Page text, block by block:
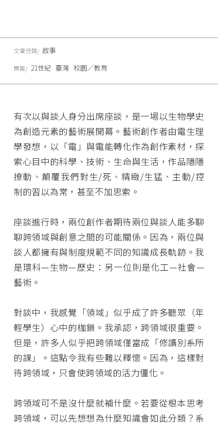
有次以與談人身分出席座談，是一場以生物學史
為創造元素的藝術展開幕。藝術創作者由電生理
學發想，以「電」與電能轉化作為創作素材，探
索心目中的科學、技術、生命與生活，作品隱隱
撩動、顛覆我們對生/死、精緻/生猛、主動/控
制的習以為常，甚至不加思索。
座談進行時，兩位創作者期待兩位與談人能多聊
聊跨領域與創意之間的可能關係。因為，兩位與
談人都擁有與制度規範不同的知識成長軌跡。我
是環科—生物—歷史：另一位則是化工—社會—
藝術。
對談中，我感覺「領域」似乎成了許多聽眾（年
輕學生）心中的枷鎖。我承認，跨領域很重要。
但是，許多人似乎把跨領域僅當成「修讀別系所
的課」。這點令我有些難以釋懷。因為，這樣對
待跨領域，只會使跨領域的活力僵化。
跨領域可不是沒什麼就補什麼。若要從根本思考
跨領域，可以先想想為什麼知識會如此分類？系
文章分類 故事
標籤 21世紀 臺灣 校園／教育